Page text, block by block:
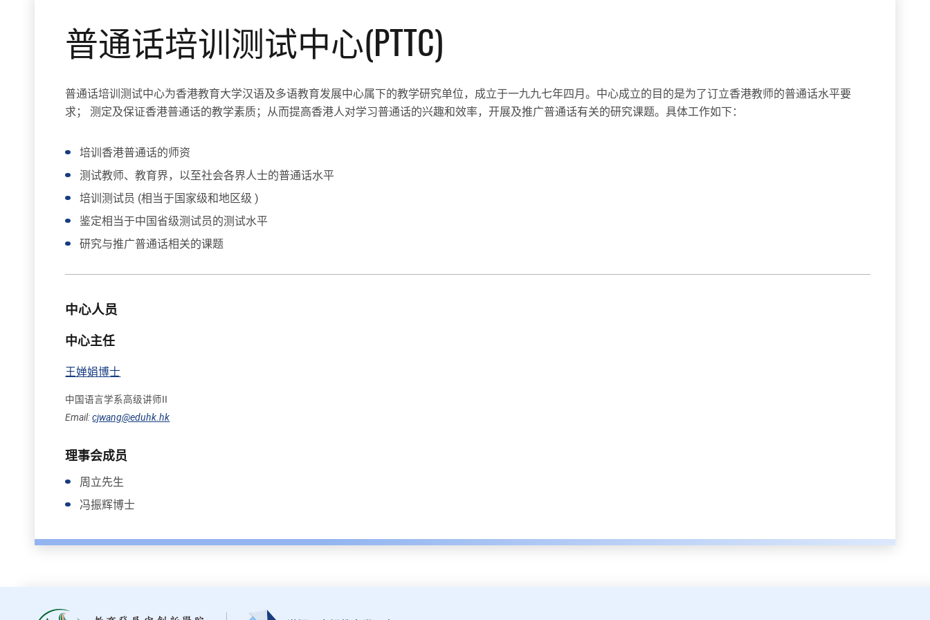
普通话培训测试中心(PTTC)
普通话培训测试中心为香港教育大学汉语及多语教育发展中心属下的教学研究单位，成立于一九九七年四月。中心成立的目的是为了订立香港教师的普通话水平要
求； 测定及保证香港普通话的教学素质；从而提高香港人对学习普通话的兴趣和效率，开展及推广普通话有关的研究课题。具体工作如下：
培训香港普通话的师资
测试教师、教育界，以至社会各界人士的普通话水平
培训测试员 (相当于国家级和地区级 )
鉴定相当于中国省级测试员的测试水平
研究与推广普通话相关的课题
中心人员
中心主任
王婵娟博士
中国语言学系高级讲师II
Email:cjwang@eduhk.hk
理事会成员
周立先生
冯振辉博士